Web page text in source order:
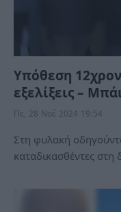
Υπόθεση
εξελίξεις –
Πε, 28 Νοέ 2024 19:54
Στη φυλακή
καταδικασθέντες στη